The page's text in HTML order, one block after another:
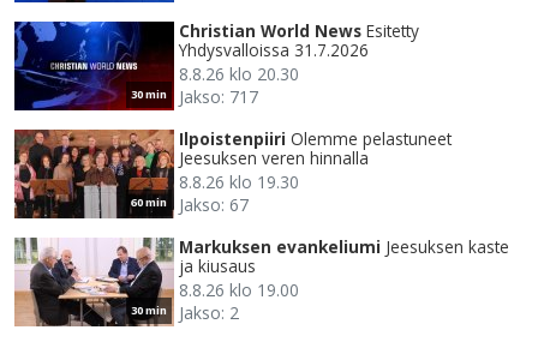
30 min
Christian World News Esitetty
Yhdysvalloissa 31.7.2026
8.8.26 klo 20.30
Jakso: 717
60 min
Ilpoistenpiiri Olemme pelastuneet
Jeesuksen veren hinnalla
8.8.26 klo 19.30
Jakso: 67
30 min
Markuksen evankeliumi Jeesuksen kaste
ja kiusaus
8.8.26 klo 19.00
Jakso: 2